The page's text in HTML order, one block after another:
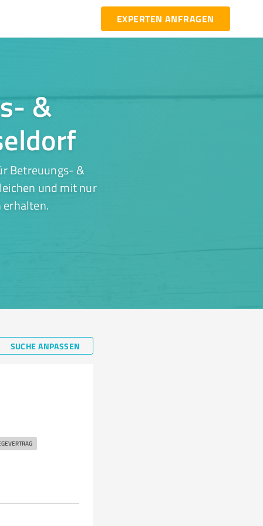
EXPERTEN ANFRAGEN
&
Betreuungs- &
und mit nur
erhalten.
SUCHE ANPASSEN